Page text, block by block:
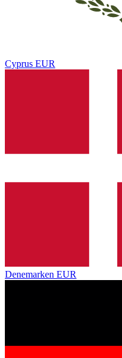
Cyprus EUR
Denemarken EUR